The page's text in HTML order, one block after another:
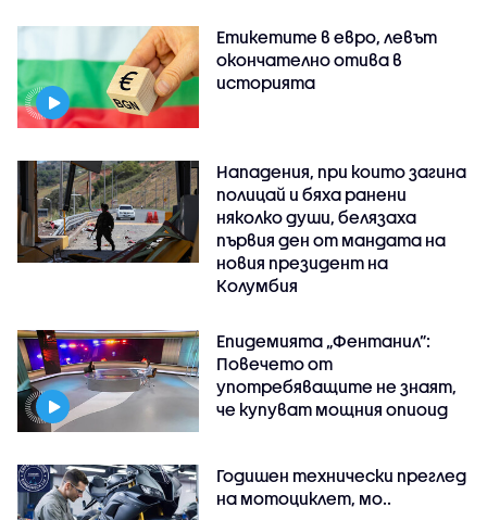
Етикетите в евро, левът
окончателно отива в
историята
Нападения, при които загина
полицай и бяха ранени
няколко души, белязаха
първия ден от мандата на
новия президент на
Колумбия
Епидемията „Фентанил”:
Повечето от
употребяващите не знаят,
че купуват мощния опиоид
Годишен технически преглед
на мотоциклет, мо..